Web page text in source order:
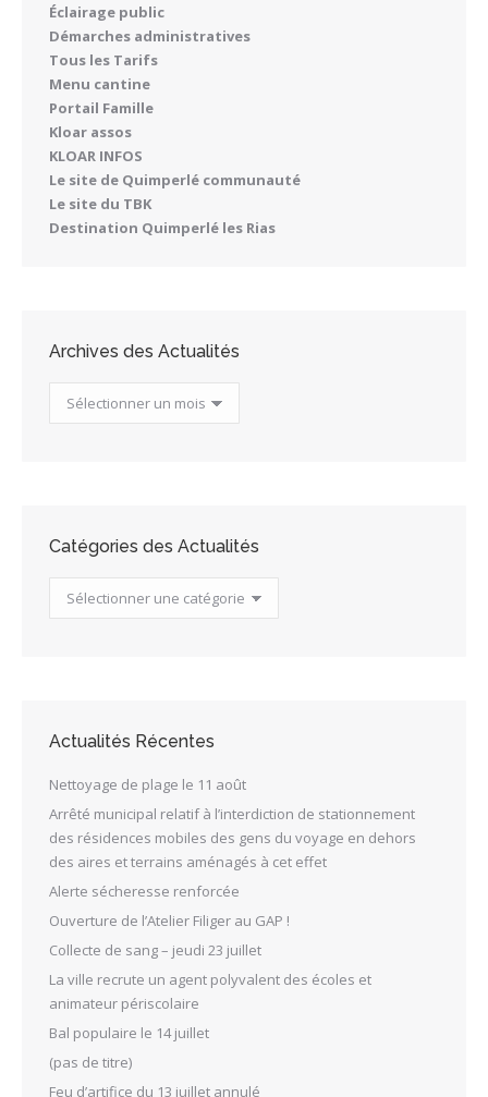
Éclairage public
Démarches administratives
Tous les Tarifs
Menu cantine
Portail Famille
Kloar assos
KLOAR INFOS
Le site de Quimperlé communauté
Le site du TBK
Destination Quimperlé les Rias
Archives des Actualités
Archives
des
Catégories des Actualités
Catégories
des
Actualités Récentes
Nettoyage de plage le 11 août
Arrêté municipal relatif à l’interdiction de stationnement
des résidences mobiles des gens du voyage en dehors
des aires et terrains aménagés à cet effet
Alerte sécheresse renforcée
Ouverture de l’Atelier Filiger au GAP !
Collecte de sang – jeudi 23 juillet
La ville recrute un agent polyvalent des écoles et
animateur périscolaire
Bal populaire le 14 juillet
(pas de titre)
Feu d’artifice du 13 juillet annulé